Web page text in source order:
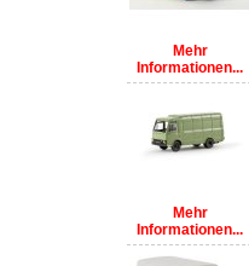
Mehr
Informationen...
Mehr
Informationen...